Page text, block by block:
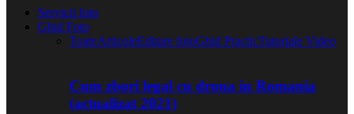
Servicii foto
Ghid Foto
ToateArticoleEditare fotoGhid PracticTutoriale Video
Cum zbori legal cu drona in Romania
(actualizat 2021)